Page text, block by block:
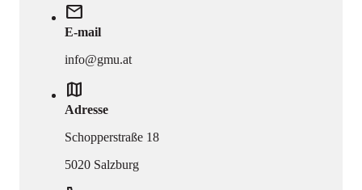
mail
E-mail
info@gmu.at
map
Adresse
Schopperstraße 18
5020 Salzburg